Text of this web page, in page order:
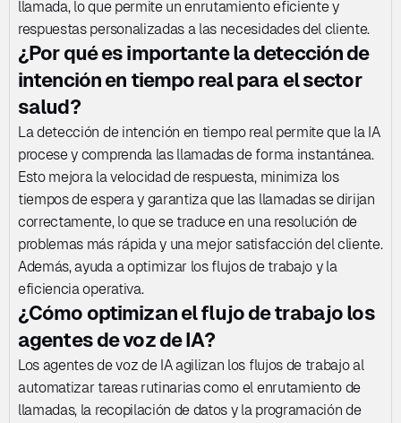
llamada, lo que permite un enrutamiento eficiente y
respuestas personalizadas a las necesidades del cliente.
¿Por qué es importante la detección de
intención en tiempo real para el sector
salud?
La detección de intención en tiempo real permite que la IA
procese y comprenda las llamadas de forma instantánea.
Esto mejora la velocidad de respuesta, minimiza los
tiempos de espera y garantiza que las llamadas se dirijan
correctamente, lo que se traduce en una resolución de
problemas más rápida y una mejor satisfacción del cliente.
Además, ayuda a optimizar los flujos de trabajo y la
eficiencia operativa.
¿Cómo optimizan el flujo de trabajo los
agentes de voz de IA?
Los agentes de voz de IA agilizan los flujos de trabajo al
automatizar tareas rutinarias como el enrutamiento de
llamadas, la recopilación de datos y la programación de